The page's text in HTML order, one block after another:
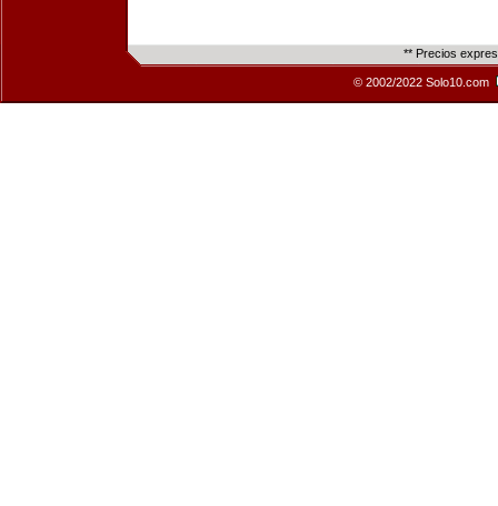
** Precios
© 2002/2022 Solo10.com